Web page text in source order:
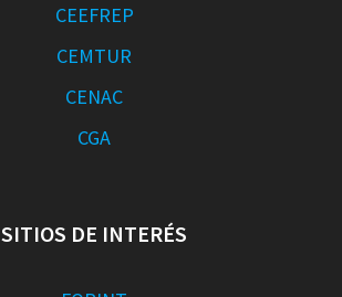
CEEFREP
CEMTUR
CENAC
CGA
SITIOS DE INTERÉS